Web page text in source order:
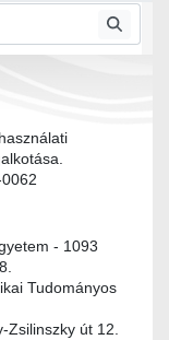
- 1093
Tudományos
Zsilinszky út 12.